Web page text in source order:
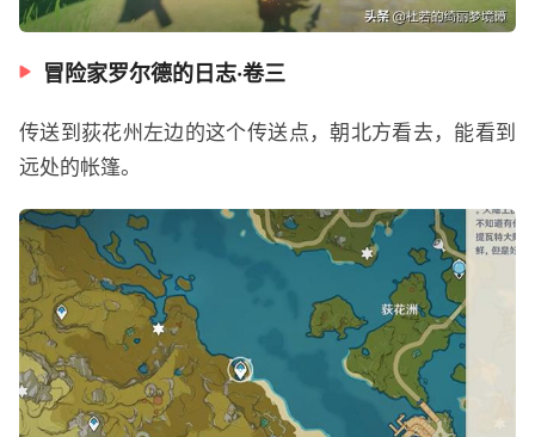
冒险家罗尔德的日志·卷三
传送到荻花州左边的这个传送点，朝北方看去，能看到
远处的帐篷。